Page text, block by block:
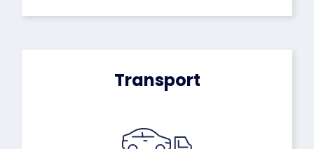
Transport